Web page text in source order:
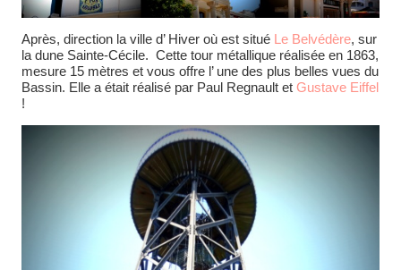
Après, direction la ville d’ Hiver où est situé Le Belvédère, sur
la dune Sainte-Cécile. Cette tour métallique réalisée en 1863,
mesure 15 mètres et vous offre l’ une des plus belles vues du
Bassin. Elle a était réalisé par Paul Regnault et Gustave Eiffel
!